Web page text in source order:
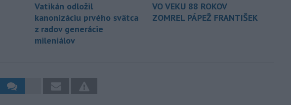
Vatikán odložil
kanonizáciu prvého svätca
z radov generácie
mileniálov
VO VEKU 88 ROKOV
ZOMREL PÁPEŽ FRANTIŠEK